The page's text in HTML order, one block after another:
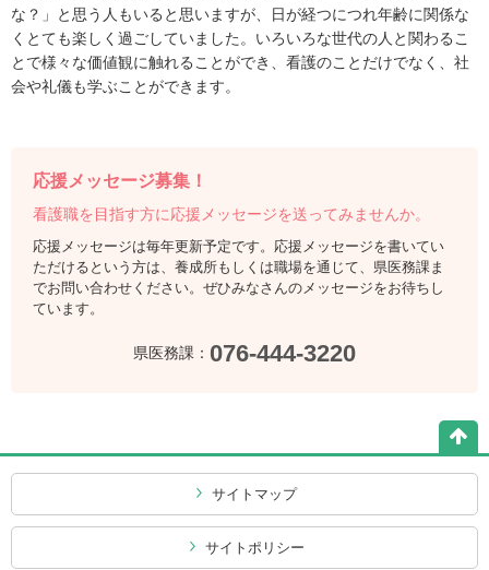
な？」と思う人もいると思いますが、日が経つにつれ年齢に関係な
くとても楽しく過ごしていました。いろいろな世代の人と関わるこ
とで様々な価値観に触れることができ、看護のことだけでなく、社
会や礼儀も学ぶことができます。
応援メッセージ募集！
看護職を目指す方に応援メッセージを送ってみませんか。
応援メッセージは毎年更新予定です。応援メッセージを書いてい
ただけるという方は、養成所もしくは職場を通じて、県医務課ま
でお問い合わせください。ぜひみなさんのメッセージをお待ちし
ています。
県医務課： 076-444-3220
サイトマップ
サイトポリシー